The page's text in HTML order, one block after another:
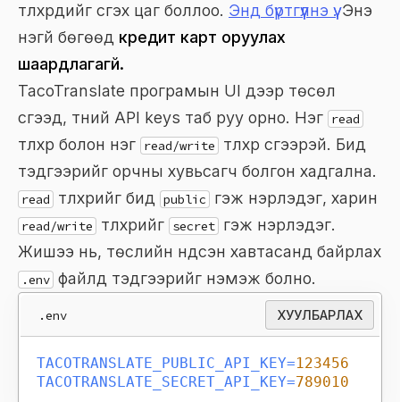
түлхүүрүүдийг үүсгэх цаг боллоо. Энд бүртгүүлнэ үү.Энэ
үнэгүй бөгөөд кредит карт оруулах
шаардлагагүй.
TacoTranslate програмын UI дээр төсөл
үүсгээд, түүний API keys таб руу орно. Нэг read
түлхүүр болон нэг read/write
түлхүүр үүсгээрэй. Бид
тэдгээрийг орчны хувьсагч болгон хадгална.
read түлхүүрийг бид public гэж нэрлэдэг, харин
read/write түлхүүрийг secret гэж нэрлэдэг.
Жишээ нь, төслийн үндсэн хавтасанд байрлах
.env файлд тэдгээрийг нэмэж болно.
.env ХУУЛБАРЛАХ
TACOTRANSLATE_PUBLIC_API_KEY=123456
TACOTRANSLATE_SECRET_API_KEY=789010